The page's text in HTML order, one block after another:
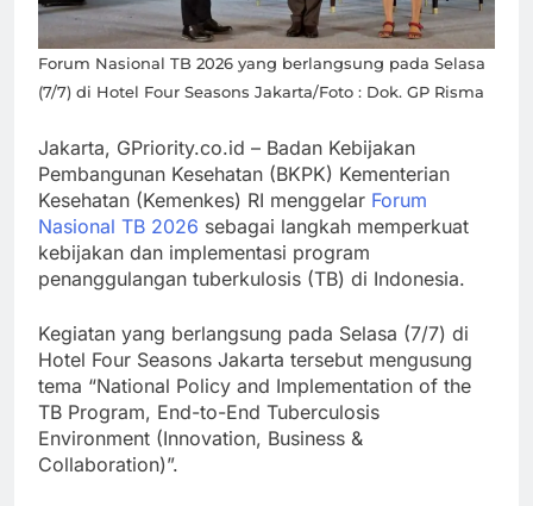
Viral
Suami
Membimbing
Istri
Diskriminasi
Pasien BPJS,
dr. Gia:
lelahnya
Nakes, Lebih
Lelah Pasien
Trump: Datang
ke AS untuk
Melahirkan
Bisa Diusir
Forum Nasional TB 2026 yang berlangsung pada Selasa
(7/7) di Hotel Four Seasons Jakarta/Foto : Dok. GP Risma
Jakarta, GPriority.co.id – Badan Kebijakan
Pembangunan Kesehatan (BKPK) Kementerian
Kesehatan (Kemenkes) RI menggelar Forum
Nasional TB 2026 sebagai langkah memperkuat
kebijakan dan implementasi program
penanggulangan tuberkulosis (TB) di Indonesia.
Kegiatan yang berlangsung pada Selasa (7/7) di
Hotel Four Seasons Jakarta tersebut mengusung
tema “National Policy and Implementation of the
TB Program, End-to-End Tuberculosis
Environment (Innovation, Business &
Collaboration)”.